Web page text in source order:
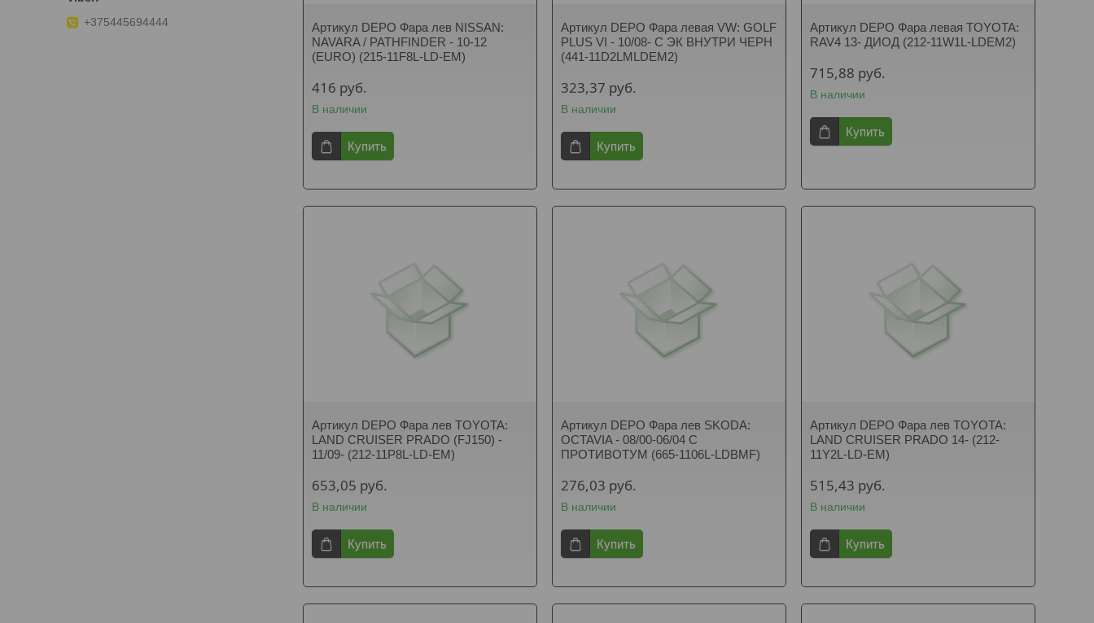
Артикул DEPO Фара лев NISSAN:
NAVARA / PATHFINDER - 10-12
(EURO) (215-11F8L-LD-EM)
416 руб.
В наличии
Купить
Артикул DEPO Фара левая VW: GOLF
PLUS VI - 10/08- C ЭК ВНУТРИ ЧЕРН
(441-11D2LMLDEM2)
323,37 руб.
В наличии
Купить
Артикул DEPO Фара левая TOYOTA:
RAV4 13- ДИОД (212-11W1L-LDEM2)
715,88 руб.
В наличии
Купить
Артикул DEPO Фара лев TOYOTA:
LAND CRUISER PRADO (FJ150) -
11/09- (212-11P8L-LD-EM)
653,05 руб.
В наличии
Купить
Артикул DEPO Фара лев SKODA:
OCTAVIA - 08/00-06/04 C
ПРОТИВОТУМ (665-1106L-LDBMF)
276,03 руб.
В наличии
Купить
Артикул DEPO Фара лев TOYOTA:
LAND CRUISER PRADO 14- (212-
11Y2L-LD-EM)
515,43 руб.
В наличии
Купить
+375445694444